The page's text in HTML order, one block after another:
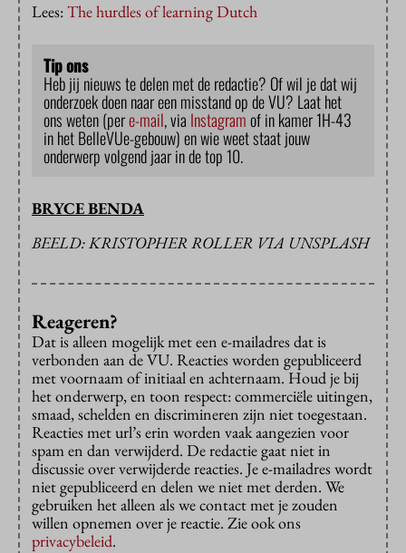
Lees:The hurdles of learning Dutch
Tip ons
Heb jij nieuws te delen met de redactie? Of wil je dat wij
onderzoek doen naar een misstand op de VU? Laat het
ons weten (pere-mail, via Instagramof in kamer 1H-43
in het BelleVUe-gebouw) en wie weet staat jouw
onderwerp volgend jaar in de top 10.
BRYCE BENDA
BEELD: KRISTOPHER ROLLER VIA UNSPLASH
Reageren?
Dat is alleen mogelijk met een e-mailadres dat is
verbonden aan de VU. Reacties worden gepubliceerd
met voornaam of initiaal en achternaam. Houd je bij
het onderwerp, en toon respect: commerciële uitingen,
smaad, schelden en discrimineren zijn niet toegestaan.
Reacties met url’s erin worden vaak aangezien voor
spam en dan verwijderd. De redactie gaat niet in
discussie over verwijderde reacties. Je e-mailadres wordt
niet gepubliceerd en delen we niet met derden. We
gebruiken het alleen als we contact met je zouden
willen opnemen over je reactie. Zie ook ons
privacybeleid.